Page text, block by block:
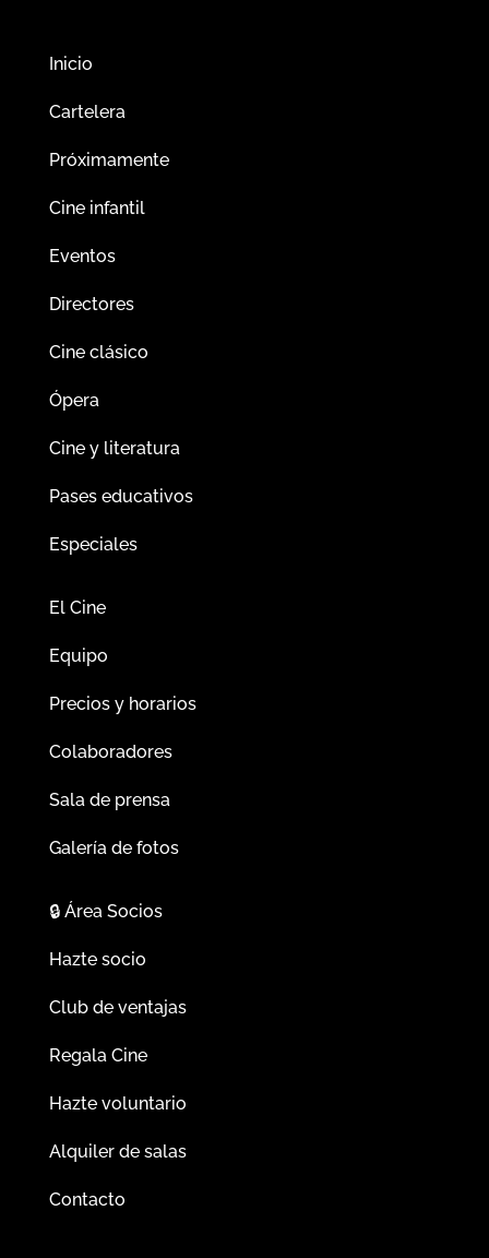
Inicio
Cartelera
Próximamente
Cine infantil
Eventos
Directores
Cine clásico
Ópera
Cine y literatura
Pases educativos
Especiales
El Cine
Equipo
Precios y horarios
Colaboradores
Sala de prensa
Galería de fotos
🔒Área Socios
Hazte socio
Club de ventajas
Regala Cine
Hazte voluntario
Alquiler de salas
Contacto